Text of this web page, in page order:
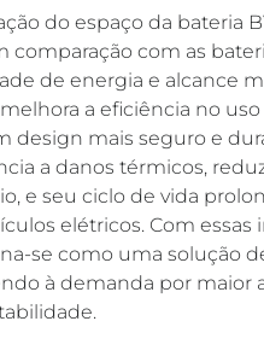
do espaço da bateria
comparação com as
de energia e alcance
a eficiência no
design mais seguro e
a danos térmicos,
e seu ciclo de vida
elétricos. Com essas
se como uma solução
à demanda por maior